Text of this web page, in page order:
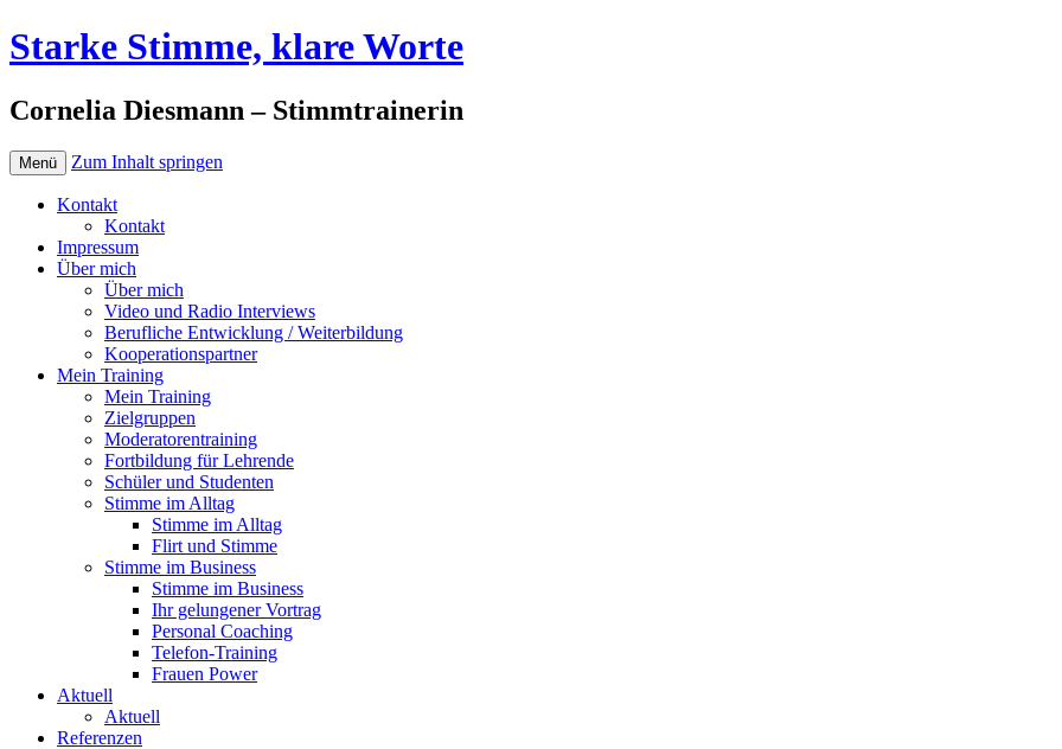
Starke Stimme, klare Worte
Cornelia Diesmann – Stimmtrainerin
Menü Zum Inhalt springen
Kontakt
Kontakt
Impressum
Über mich
Über mich
Video und Radio Interviews
Berufliche Entwicklung / Weiterbildung
Kooperationspartner
Mein Training
Mein Training
Zielgruppen
Moderatorentraining
Fortbildung für Lehrende
Schüler und Studenten
Stimme im Alltag
Stimme im Alltag
Flirt und Stimme
Stimme im Business
Stimme im Business
Ihr gelungener Vortrag
Personal Coaching
Telefon-Training
Frauen Power
Aktuell
Aktuell
Referenzen